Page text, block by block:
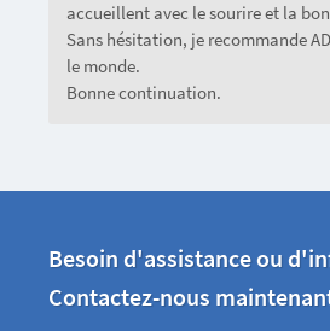
accueillent avec le sourire et la
Sans hésitation, je recommande
le monde.
Bonne continuation.
Besoin d'assistance ou
Contactez-nous